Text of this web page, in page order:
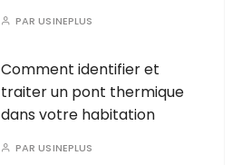
PARUSINEPLUS
Comment identifier et
traiter un pont thermique
dans votre habitation
PARUSINEPLUS